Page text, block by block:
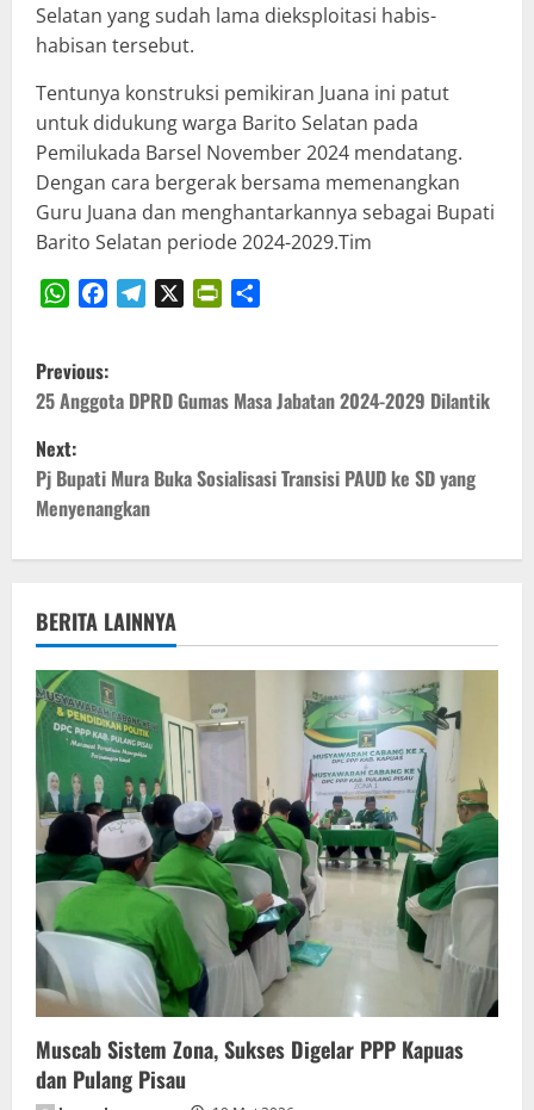
Selatan yang sudah lama dieksploitasi habis-
habisan tersebut.
Tentunya konstruksi pemikiran Juana ini patut
untuk didukung warga Barito Selatan pada
Pemilukada Barsel November 2024 mendatang.
Dengan cara bergerak bersama memenangkan
Guru Juana dan menghantarkannya sebagai Bupati
Barito Selatan periode 2024-2029.Tim
P
o
s
t
n
a
v
i
g
a
t
i
o
n
Previous:
25 Anggota DPRD Gumas Masa Jabatan 2024-2029 Dilantik
Next:
Pj Bupati Mura Buka Sosialisasi Transisi PAUD ke SD yang
Menyenangkan
BERITA LAINNYA
Muscab Sistem Zona, Sukses Digelar PPP Kapuas
dan Pulang Pisau